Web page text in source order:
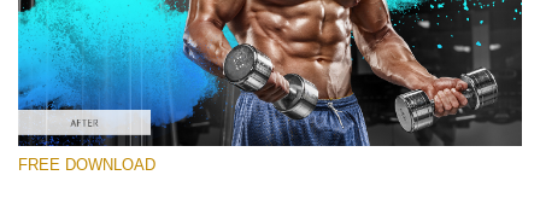
Small 800*533px
Color Powder
(30 Overlays)
Large 6000*4000px
FREE DOWNLOAD